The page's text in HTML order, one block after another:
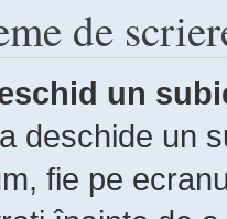
de
un
deschide un
fie pe